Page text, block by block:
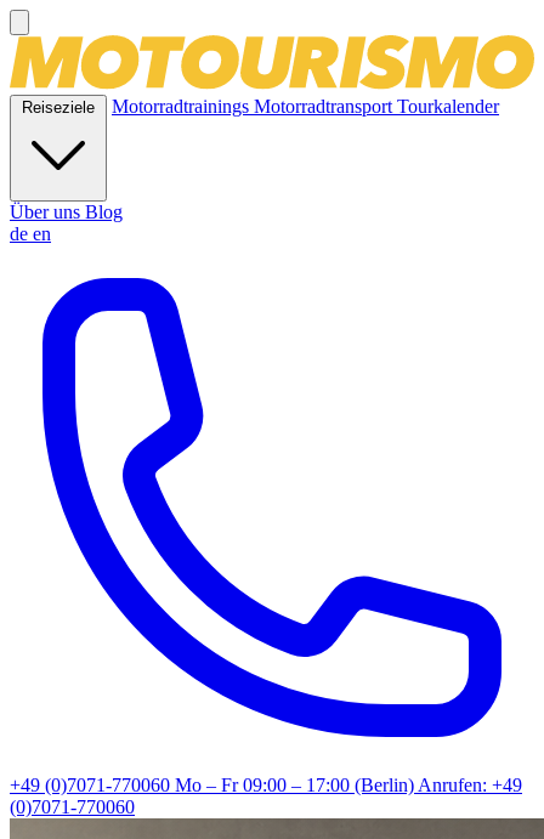
Reiseziele Motorradtrainings MotorradtransportTourkalender
Über uns Blog
de en
+49 (0)7071-770060 Mo – Fr 09:00 – 17:00 (Berlin)Anrufen: +49
(0)7071-770060